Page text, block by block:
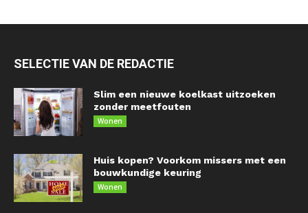
SELECTIE VAN DE REDACTIE
Slim een nieuwe koelkast uitzoeken
zonder meetfouten
Wonen
Huis kopen? Voorkom missers met een
bouwkundige keuring
Wonen